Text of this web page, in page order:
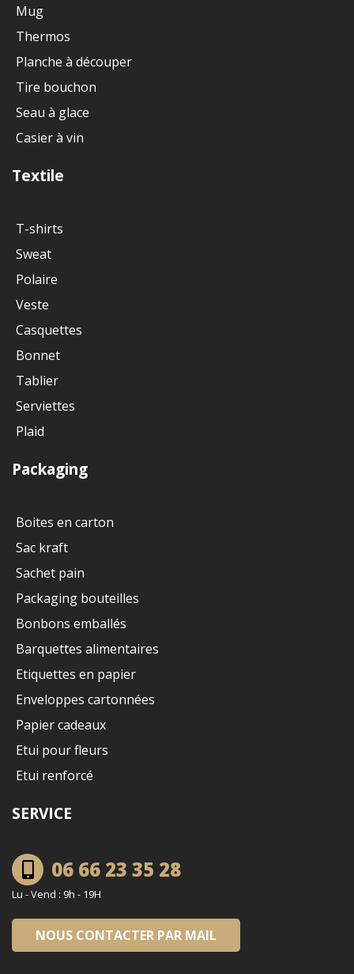
Mug
Thermos
Planche à découper
Tire bouchon
Seau à glace
Casier à vin
Textile
T-shirts
Sweat
Polaire
Veste
Casquettes
Bonnet
Tablier
Serviettes
Plaid
Packaging
Boites en carton
Sac kraft
Sachet pain
Packaging bouteilles
Bonbons emballés
Barquettes alimentaires
Etiquettes en papier
Enveloppes cartonnées
Papier cadeaux
Etui pour fleurs
Etui renforcé
SERVICE
06 66 23 35 28
Lu - Vend : 9h - 19H
NOUS CONTACTER PAR MAIL